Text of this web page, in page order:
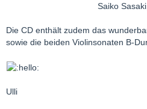
Saiko
Die CD enthält zudem das
sowie die beiden Violinsonaten B-
Ulli